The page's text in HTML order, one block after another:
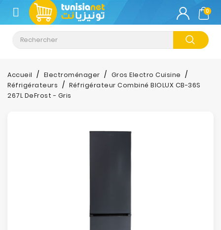
CATÉGORIE
Climatisation
Informatique
Téléphonie
0
Accueil Electroménager
Gros Electro Cuisine
Réfrigérateurs
Réfrigérateur Combiné BIOLUX CB-36S
267L DeFrost - Gris